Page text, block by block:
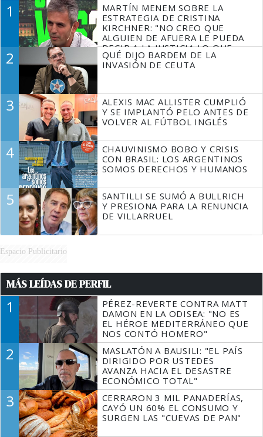
1
MARTÍN MENEM SOBRE LA
ESTRATEGIA DE CRISTINA
KIRCHNER: "NO CREO QUE
ALGUIEN DE AFUERA LE PUEDA
DECIR A LA JUSTICIA LO QUE
TIENE QUE HACER"
2
QUÉ DIJO BARDEM DE LA
INVASIÓN DE CEUTA
3
ALEXIS MAC ALLISTER CUMPLIÓ
Y SE IMPLANTÓ PELO ANTES DE
VOLVER AL FÚTBOL INGLÉS
4
CHAUVINISMO BOBO Y CRISIS
CON BRASIL: LOS ARGENTINOS
SOMOS DERECHOS Y HUMANOS
5
SANTILLI SE SUMÓ A BULLRICH
Y PRESIONA PARA LA RENUNCIA
DE VILLARRUEL
Espacio Publicitario
MÁS LEÍDAS DE PERFIL
1
PÉREZ-REVERTE CONTRA MATT
DAMON EN LA ODISEA: "NO ES
EL HÉROE MEDITERRÁNEO QUE
NOS CONTÓ HOMERO"
2
MASLATÓN A BAUSILI: "EL PAÍS
DIRIGIDO POR USTEDES
AVANZA HACIA EL DESASTRE
ECONÓMICO TOTAL"
3
CERRARON 3 MIL PANADERÍAS,
CAYÓ UN 60% EL CONSUMO Y
SURGEN LAS "CUEVAS DE PAN"